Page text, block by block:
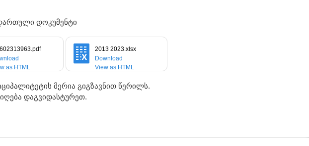
დოკუმენტი
as HTML
2013 2023.xlsx
Download
View as HTML
მერია გიგზავნით წერილს.
დაგვიდასტურეთ.